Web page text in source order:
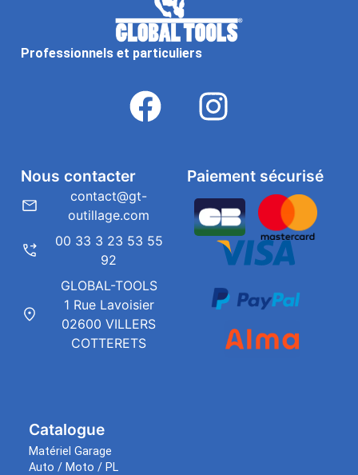
Professionnels et particuliers
Catalogue
Matériel Garage
Auto / Moto / PL
Paiement sécurisé
Nous contacter
contact@gt-
outillage.com
00 33 3 23 53 55
92
GLOBAL-TOOLS
1 Rue Lavoisier
02600 VILLERS
COTTERETS